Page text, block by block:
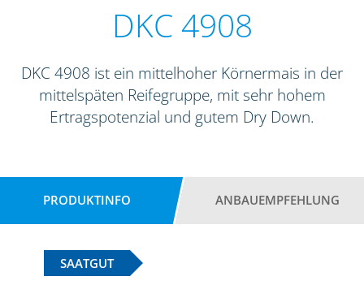
DKC 4908
DKC 4908 ist ein mittelhoher Körnermais in der
mittelspäten Reifegruppe, mit sehr hohem
Ertragspotenzial und gutem Dry Down.
PRODUKTINFO ANBAUEMPFEHLUNG
SAATGUT